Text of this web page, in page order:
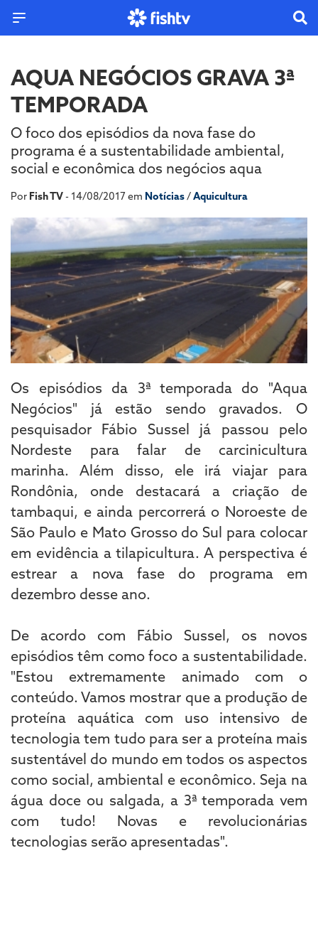
AQUA NEGÓCIOS GRAVA 3ª
TEMPORADA
O foco dos episódios da nova fase do
programa é a sustentabilidade ambiental,
social e econômica dos negócios aqua
Por Fish TV- 14/08/2017 em Notícias/Aquicultura
Os episódios da 3ª temporada do "Aqua
Negócios" já estão sendo gravados. O
pesquisador Fábio Sussel já passou pelo
Nordeste para falar de carcinicultura
marinha. Além disso, ele irá viajar para
Rondônia, onde destacará a criação de
tambaqui, e ainda percorrerá o Noroeste de
São Paulo e Mato Grosso do Sul para colocar
em evidência a tilapicultura. A perspectiva é
estrear a nova fase do programa em
dezembro desse ano.
De acordo com Fábio Sussel, os novos
episódios têm como foco a sustentabilidade.
"Estou extremamente animado com o
conteúdo. Vamos mostrar que a produção de
proteína aquática com uso intensivo de
tecnologia tem tudo para ser a proteína mais
sustentável do mundo em todos os aspectos
como social, ambiental e econômico. Seja na
água doce ou salgada, a 3ª temporada vem
com tudo! Novas e revolucionárias
tecnologias serão apresentadas".